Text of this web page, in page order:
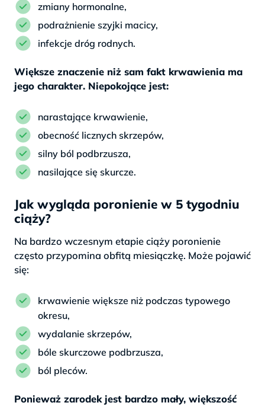
zmiany hormonalne,
podrażnienie szyjki macicy,
infekcje dróg rodnych.
Większe znaczenie niż sam fakt krwawienia ma
jego charakter. Niepokojące jest:
narastające krwawienie,
obecność licznych skrzepów,
silny ból podbrzusza,
nasilające się skurcze.
Jak wygląda poronienie w 5 tygodniu
ciąży?
Na bardzo wczesnym etapie ciąży poronienie
często przypomina obfitą miesiączkę. Może pojawić
się:
krwawienie większe niż podczas typowego
okresu,
wydalanie skrzepów,
bóle skurczowe podbrzusza,
ból pleców.
Ponieważ zarodek jest bardzo mały, większość